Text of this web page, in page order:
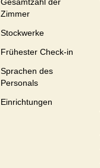
Zimmer
Stockwerke
Frühester Check-in
Sprachen des
Personals
Einrichtungen